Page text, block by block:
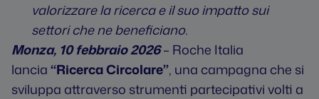
valorizzare la ricerca e il suo impatto sui
settori che ne beneficiano.
Monza, 10 febbraio 2026– Roche Italia
lancia“Ricerca Circolare”, una campagna che si
sviluppa attraverso strumenti partecipativi volti a